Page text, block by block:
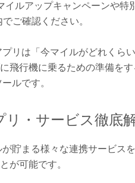
イルアップキャンペーンや特
ご確認ください。
リは「今マイルがどれくら
飛行機に乗るための準備を
ルです。
・サービス徹底
貯まる様々な連携サービス
が可能です。